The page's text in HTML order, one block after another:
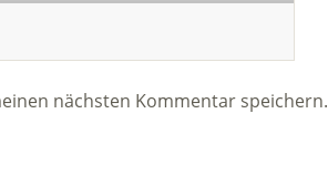
nächsten Kommentar speichern.